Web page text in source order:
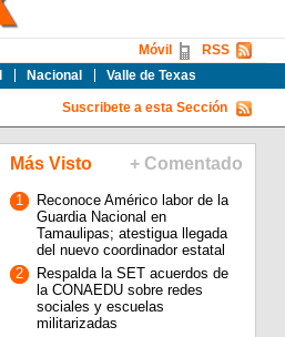
Nacional Valle de Texas
RSS
Móvil
Suscribete a esta Sección
Más Visto + Comentado
1
Reconoce Américo labor de la
Guardia Nacional en
Tamaulipas; atestigua llegada
del nuevo coordinador estatal
2
Respalda la SET acuerdos de
la CONAEDU sobre redes
sociales y escuelas
militarizadas